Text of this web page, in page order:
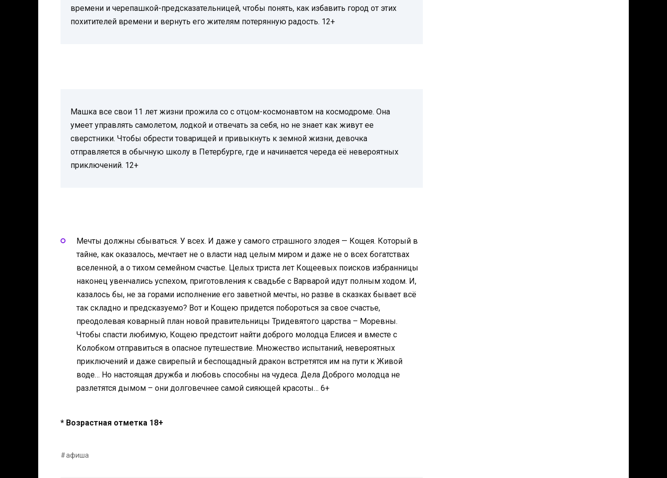
времени и черепашкой-предсказательницей, чтобы понять, как избавить город от этих
похитителей времени и вернуть его жителям потерянную радость. 12+
Машка все свои 11 лет жизни прожила со с отцом-космонавтом на космодроме. Она
умеет управлять самолетом, лодкой и отвечать за себя, но не знает как живут ее
сверстники. Чтобы обрести товарищей и привыкнуть к земной жизни, девочка
отправляется в обычную школу в Петербурге, где и начинается череда её невероятных
приключений. 12+
Мечты должны сбываться. У всех. И даже у самого страшного злодея — Кощея. Который в
тайне, как оказалось, мечтает не о власти над целым миром и даже не о всех богатствах
вселенной, а о тихом семейном счастье. Целых триста лет Кощеевых поисков избранницы
наконец увенчались успехом, приготовления к свадьбе с Варварой идут полным ходом. И,
казалось бы, не за горами исполнение его заветной мечты, но разве в сказках бывает всё
так складно и предсказуемо? Вот и Кощею придется побороться за свое счастье,
преодолевая коварный план новой правительницы Тридевятого царства – Моревны.
Чтобы спасти любимую, Кощею предстоит найти доброго молодца Елисея и вместе с
Колобком отправиться в опасное путешествие. Множество испытаний, невероятных
приключений и даже свирепый и беспощадный дракон встретятся им на пути к Живой
воде… Но настоящая дружба и любовь способны на чудеса. Дела Доброго молодца не
разлетятся дымом – они долговечнее самой сияющей красоты… 6+
* Возрастная отметка 18+
афиша